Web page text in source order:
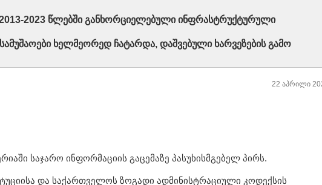
2013-2023 წლებში განხორციელებული ინფრასტრუქტურული
ხელმეორედ ჩატარდა, დაშვებული ხარვეზების გამო
22 აპრილი
საჯარო ინფორმაციის გაცემაზე პასუხისმგებელ პირს.
და საქართველოს ზოგადი ადმინისტრაციული კოდექსის